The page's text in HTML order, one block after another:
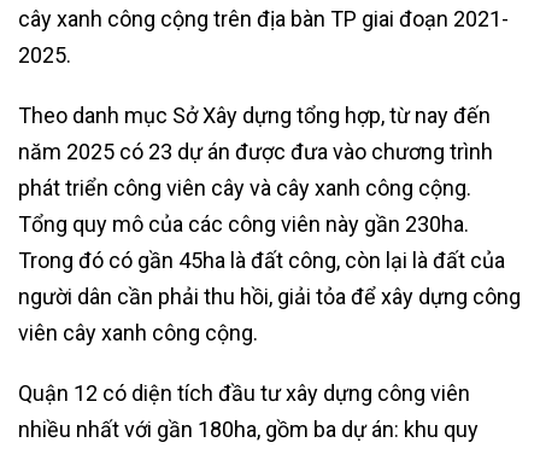
cây xanh công cộng trên địa bàn TP giai đoạn 2021-
2025.
Theo danh mục Sở Xây dựng tổng hợp, từ nay đến
năm 2025 có 23 dự án được đưa vào chương trình
phát triển công viên cây và cây xanh công cộng.
Tổng quy mô của các công viên này gần 230ha.
Trong đó có gần 45ha là đất công, còn lại là đất của
người dân cần phải thu hồi, giải tỏa để xây dựng công
viên cây xanh công cộng.
Quận 12 có diện tích đầu tư xây dựng công viên
nhiều nhất với gần 180ha, gồm ba dự án: khu quy